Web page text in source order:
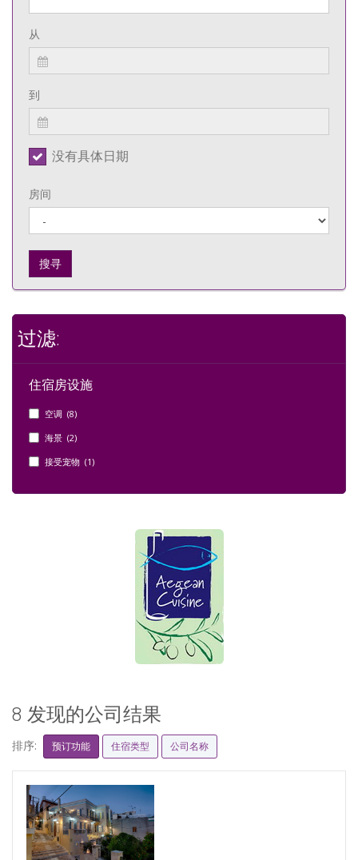
从
到
没有具体日期
房间
搜寻
过滤:
住宿房设施
空调 (8)
海景 (2)
接受宠物 (1)
8 发现的公司结果
排序: 预订功能 住宿类型 公司名称